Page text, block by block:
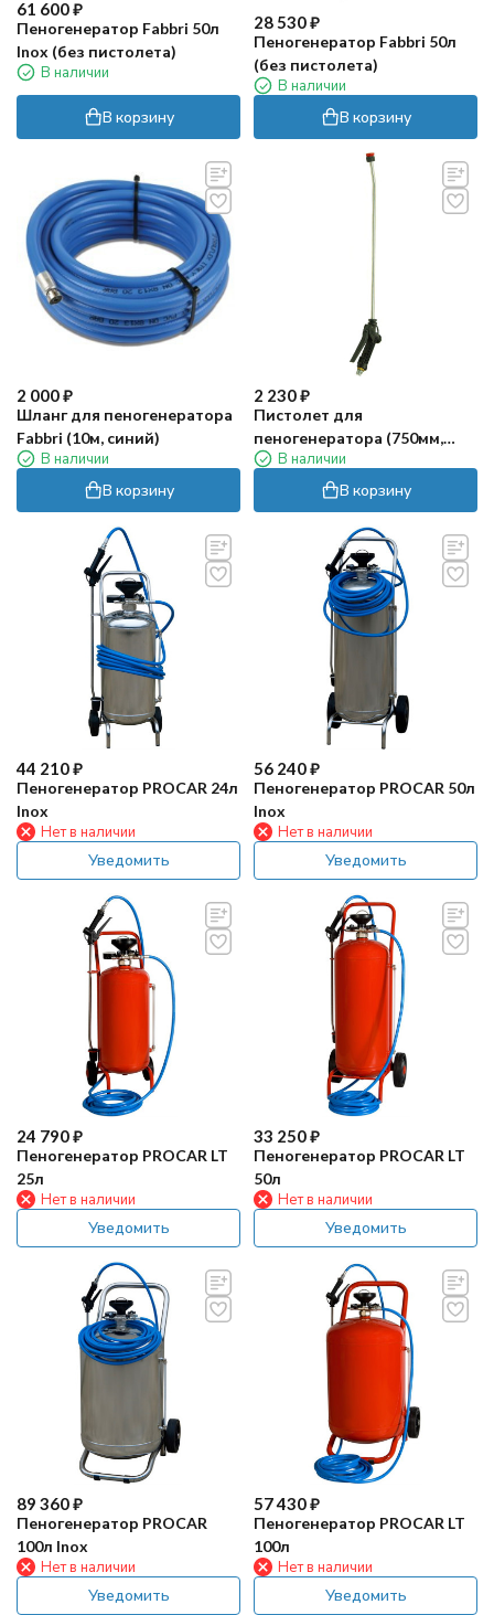
61 600₽
Пеногенератор Fabbri 50л
Inox (без пистолета)
В наличии
В корзину
28 530₽
Пеногенератор Fabbri 50л
(без пистолета)
В наличии
В корзину
2 000₽
Шланг для пеногенератора
Fabbri (10м, синий)
В наличии
В корзину
2 230₽
Пистолет для
пеногенератора (750мм,
пластик) TOR
В наличии
В корзину
44 210₽
Пеногенератор PROCAR 24л
Inox
Нет в наличии
Уведомить
56 240₽
Пеногенератор PROCAR 50л
Inox
Нет в наличии
Уведомить
24 790₽
Пеногенератор PROCAR LT
25л
Нет в наличии
Уведомить
33 250₽
Пеногенератор PROCAR LT
50л
Нет в наличии
Уведомить
89 360₽
Пеногенератор PROCAR
100л Inox
Нет в наличии
Уведомить
57 430₽
Пеногенератор PROCAR LT
100л
Нет в наличии
Уведомить